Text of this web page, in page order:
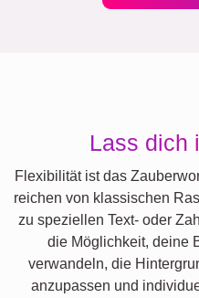
Lass dich
Flexibilität ist das
reichen von klassischen
zu speziellen Text- oder
die Möglichkeit, deine
verwandeln, die
anzupassen und